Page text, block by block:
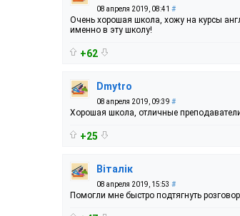
08 апреля 2019, 08:41 #
Очень хорошая школа, хожу на курсы
именно в эту школу!
+62
Dmytro
08 апреля 2019, 09:39 #
Хорошая школа, отличные
+25
Віталік
08 апреля 2019, 15:53 #
Помогли мне быстро подтягнуть